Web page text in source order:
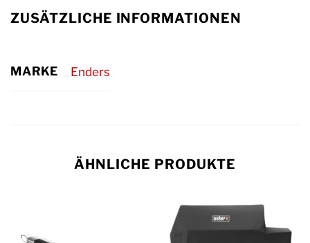
ZUSÄTZLICHE INFORMATIONEN
MARKE Enders
ÄHNLICHE PRODUKTE